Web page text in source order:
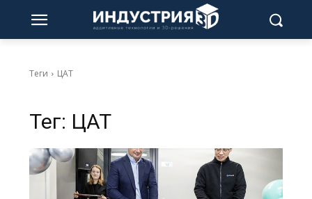
Теги ЦАТ
Тег: ЦАТ